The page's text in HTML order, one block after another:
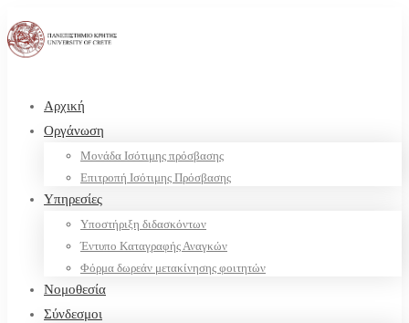
Αρχική
Οργάνωση
Μονάδα Ισότιμης πρόσβασης
Επιτροπή Ισότιμης Πρόσβασης
Υπηρεσίες
Υποστήριξη διδασκόντων
Έντυπο Καταγραφής Αναγκών
Φόρμα δωρεάν μετακίνησης φοιτητών
Νομοθεσία
Σύνδεσμοι